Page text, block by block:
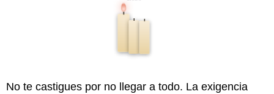
No te castigues por no llegar a todo. La exigencia